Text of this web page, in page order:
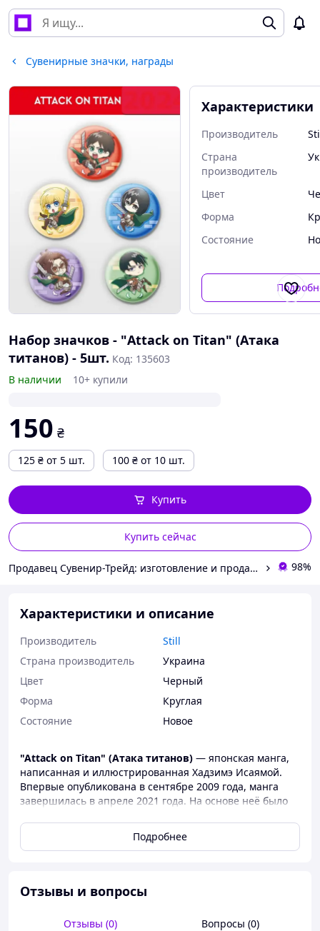
Сувенирные значки, награды
Характеристики
Производитель
Страна
производитель
Цвет
Форма
Состояние
Набор значков - "Attack on Titan" (Атака
титанов) - 5шт. Код: 135603
В наличии
10+ купили
150 ₴
125 ₴ от 5 шт. 100 ₴ от 10 шт.
Купить сейчас
Купить
Продавец Сувенир-Трейд: изготовление и продажа сувенирной и печатной продукции. 98%
Характеристики и описание
Производитель
Still
Страна производитель
Украина
Цвет
Черный
Форма
Круглая
Состояние
Новое
"Attack on Titan" (Атака титанов) — японская манга,
написанная и иллюстрированная Хадзимэ Исаямой.
Впервые опубликована в сентябре 2009 года, манга
завершилась в апреле 2021 года. На основе неё было
различные дополнительные материалы.
Сюжет разворачивается в мире, где останки
гигантских существ, поедающих людей. Главный герой,
Армином, присоединяется к Вооруженным силам
Подробнее
Отзывы и вопросы
Отзывы (0) Вопросы (0)